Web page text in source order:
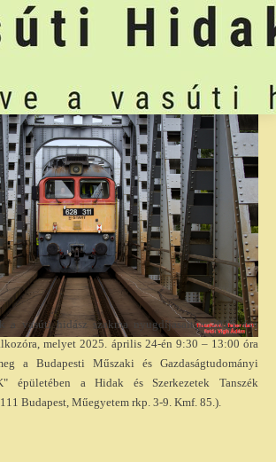
a vasúti hidász szakma nyugdíjasait a 2025. évi
melyet 2025. április 24-én 9:30 – 13:00 óra
a Budapesti Műszaki és Gazdaságtudományi
épületében a Hidak és Szerkezetek Tanszék
Budapest, Műegyetem rkp. 3-9. Kmf. 85.).